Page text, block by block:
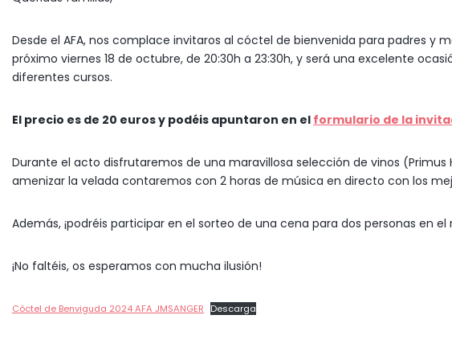
Desde el AFA, nos complace invitaros al cóctel de bienvenida para padres y
próximo viernes 18 de octubre, de 20:30h a 23:30h, y será una excelente
diferentes cursos.
El precio es de 20 euros y podéis apuntaron en el formulario de la
Durante el acto disfrutaremos de una maravillosa selección de vinos (Primus
amenizar la velada contaremos con 2 horas de música en directo con los
Además, ¡podréis participar en el sorteo de una cena para dos personas en el
¡No faltéis, os esperamos con mucha ilusión!
Còctel de Benviguda 2024 AFA JMSANGER Descarga